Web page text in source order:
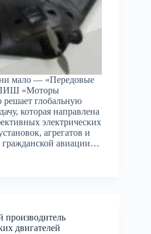
мало — «Передовые
«Моторы
решает глобальную
которая направлена
электрических
агрегатов и
гражданской авиации…
производитель
двигателей